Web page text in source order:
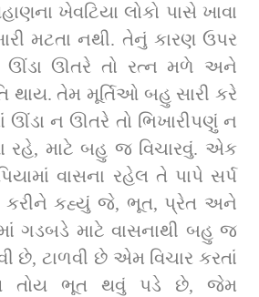
ખેવટિયા લોકો પાસે ખાવા
મટતા નથી. તેનું કારણ ઉપર
ઊંડા ઊતરે તો રત્ન મળે અને
થાય. તેમ મૂર્તિઓ બહુ સારી કરે
ઊંડા ન ઊતરે તો ભિખારીપણું ન
રહે, માટે બહુ જ વિચારવું. એક
વાસના રહેલ તે પાપે સર્પ
કરીને કહ્યું જે, ભૂત, પ્રેત અને
ગડબડે માટે વાસનાથી બહુ જ
છે, ટાળવી છે એમ વિચાર કરતાં
તોય ભૂત થવું પડે છે, જેમ